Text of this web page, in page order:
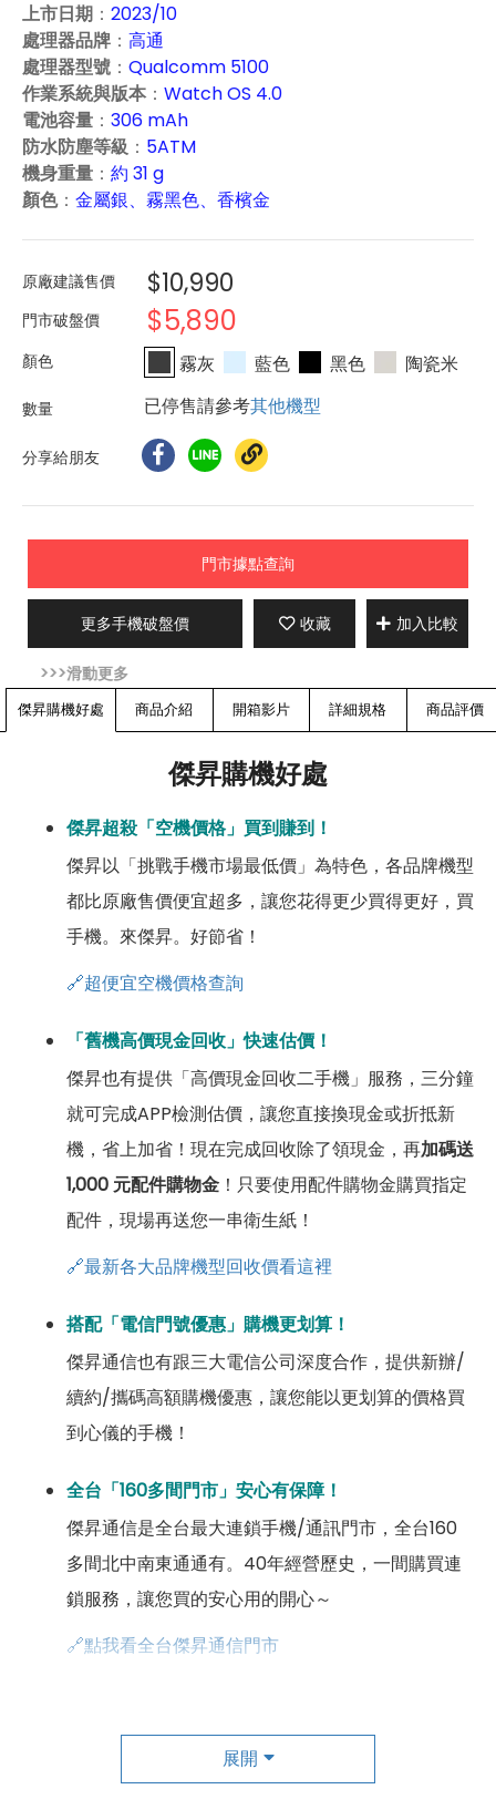
上市日期 ： 2023/10
處理器品牌 ： 高通
處理器型號 ： Qualcomm 5100
作業系統與版本 ： Watch OS 4.0
電池容量 ： 306 mAh
防水防塵等級 ： 5ATM
機身重量 ： 約 31 g
顏色： 金屬銀、霧黑色、香檳金
原廠建議售價 $10,990
門市破盤價 $5,890
霧灰 藍色 黑色
陶瓷米
已停售請參考其他機型
分享給朋友
門市據點查詢
更多手機破盤價 收藏 加入比較
傑昇購機好處 商品介紹 開箱影片 詳細規格 商品評價
傑昇購機好處
傑昇超殺「空機價格」買到賺到！
傑昇以「挑戰手機市場最低價」為特色，各品牌機型
都比原廠售價便宜超多，讓您花得更少買得更好，買
手機。來傑昇。好節省！
🔗超便宜空機價格查詢
「舊機高價現金回收」快速估價！
傑昇也有提供「高價現金回收二手機」服務，三分鐘
就可完成APP檢測估價，讓您直接換現金或折抵新
機，省上加省！現在完成回收除了領現金，再加碼送
1,000 元配件購物金 ！只要使用配件購物金購買指定
配件，現場再送您一串衛生紙！
🔗最新各大品牌機型回收價看這裡
搭配「電信門號優惠」購機更划算！
傑昇通信也有跟三大電信公司深度合作，提供新辦/
續約/攜碼高額購機優惠，讓您能以更划算的價格買
到心儀的手機！
全台「160多間門市」安心有保障！
傑昇通信是全台最大連鎖手機/通訊門市，全台160
多間北中南東通通有。40年經營歷史，一間購買連
鎖服務，讓您買的安心用的開心～
🔗點我看全台傑昇通信門市
傑昇尊榮會員除了可以「消費集點兌換商品」，每半
年還有「200元配件購物金」，每年再送「VIP生日
展開